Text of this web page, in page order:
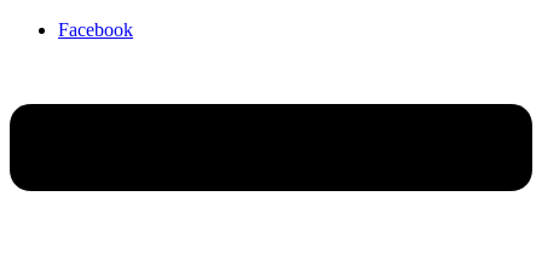
Facebook